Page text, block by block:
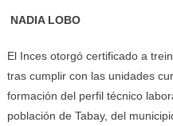
NADIA LOBO
El Inces otorgó certificado a
tras cumplir con las unidades
formación del perfil técnico
población de Tabay, del